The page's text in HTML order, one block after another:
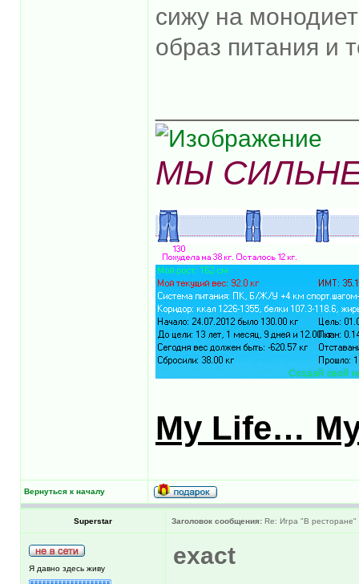
сижу на
образ питания и
МЫ
My Life…
Вернуться к началу
Superstar Заголовок сообщения: Re: Игра "В ресторане"
Я давно здесь живу exact